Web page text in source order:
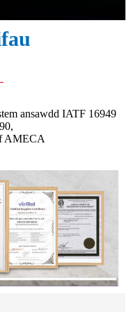
ansawdd IATF 16949
AMECA